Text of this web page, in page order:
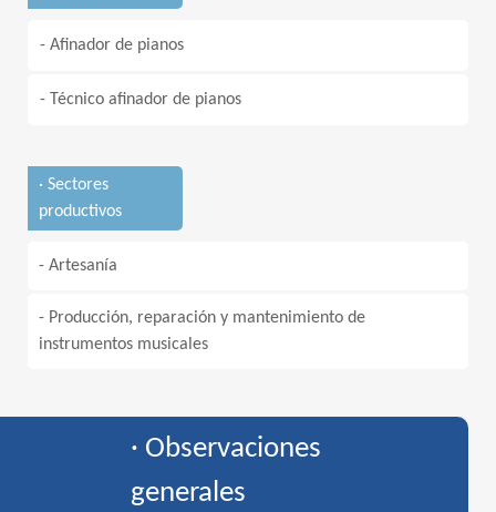
- Afinador de pianos
- Técnico afinador de pianos
· Sectores
productivos
- Artesanía
- Producción, reparación y mantenimiento de
instrumentos musicales
· Observaciones
generales